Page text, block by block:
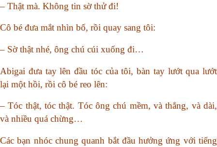
– Thật mà. Không tin sờ thử đi!
Cô bé đưa mắt nhìn bố, rồi quay sang tôi:
– Sờ thật nhé, ông chú cúi xuống đi…
Abigai đưa tay lên đầu tóc của tôi, bàn tay lướt qua lướt
lại một hồi, rồi cô bé reo lên:
– Tóc thật, tóc thật. Tóc ông chú mềm, và thẳng, và dài,
và nhiều quá chừng…
Các bạn nhóc chung quanh bắt đầu hưởng ứng với tiếng